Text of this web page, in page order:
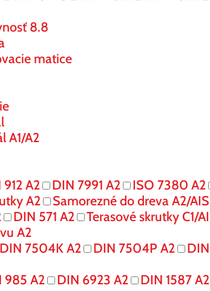
8.8
matice
A1/A2
A2 DIN 7991 A2 ISO 7380 A2
A2
Samorezné do dreva A2/
DIN 571 A2
Terasové skrutky C1/
A2
DIN 7504K A2 DIN 7504P A2
985 A2 DIN 6923 A2 DIN 1587 A2